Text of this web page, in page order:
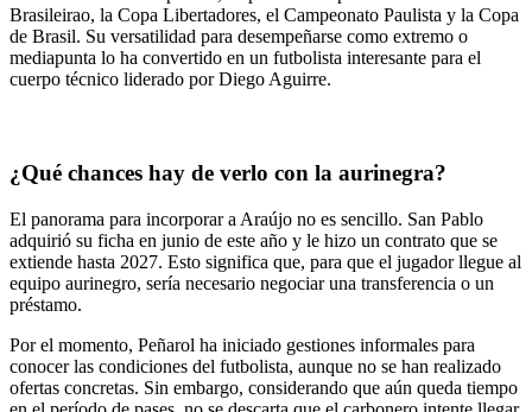
Brasileirao, la Copa Libertadores, el Campeonato Paulista y la Copa
de Brasil. Su versatilidad para desempeñarse como extremo o
mediapunta lo ha convertido en un futbolista interesante para el
cuerpo técnico liderado por Diego Aguirre.
¿Qué chances hay de verlo con la aurinegra?
El panorama para incorporar a Araújo no es sencillo. San Pablo
adquirió su ficha en junio de este año y le hizo un contrato que se
extiende hasta 2027. Esto significa que, para que el jugador llegue al
equipo aurinegro, sería necesario negociar una transferencia o un
préstamo.
Por el momento, Peñarol ha iniciado gestiones informales para
conocer las condiciones del futbolista, aunque no se han realizado
ofertas concretas. Sin embargo, considerando que aún queda tiempo